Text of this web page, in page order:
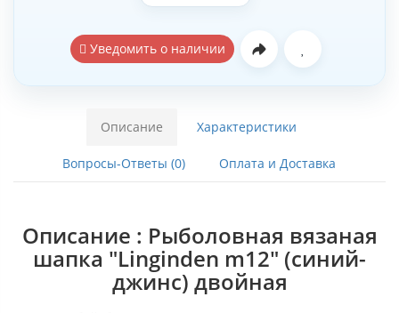
Уведомить о наличии
Описание Характеристики
Вопросы-Ответы (0) Оплата и Доставка
Описание : Рыболовная вязаная
шапка "Linginden m12" (синий-
джинс) двойная